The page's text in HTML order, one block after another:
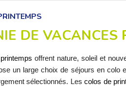
DE VACANCES
offrent nature, soleil et
un large choix de séjours en colo
sélectionnés. Lescolos de